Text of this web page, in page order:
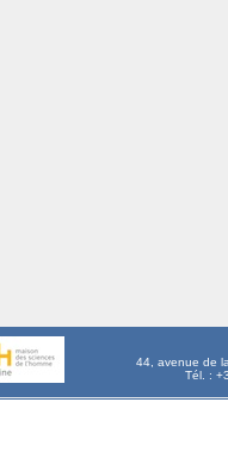
44, avenue de
Tél. :